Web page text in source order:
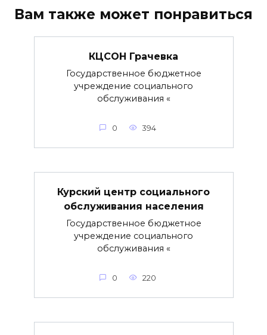
Вам также может понравиться
КЦСОН Грачевка
Государственное бюджетное
учреждение социального
обслуживания «
0 394
Курский центр социального
обслуживания населения
Государственное бюджетное
учреждение социального
обслуживания «
0 220